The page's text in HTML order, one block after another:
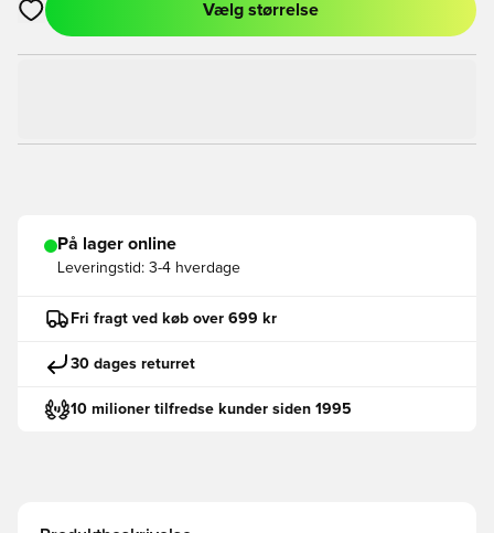
Åbner en Modal til at logge ind eller tilmelde dig som medlem
Vælg størrelse
På lager online
Leveringstid: 3-4 hverdage
Fri fragt ved køb over 699 kr
30 dages returret
10 milioner tilfredse kunder siden 1995